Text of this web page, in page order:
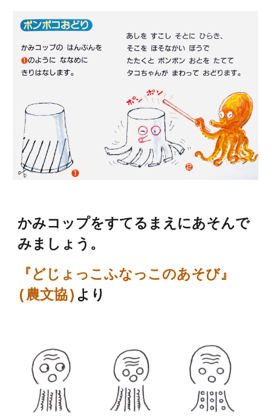
かみコップをすてるまえにあそんで
みましょう。
『どじょっこふなっこのあそび』
(農文協) より